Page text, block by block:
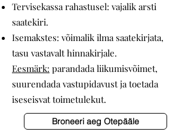
Tervisekassa rahastusel: vajalik arsti
saatekiri.
Isemakstes: võimalik ilma saatekirjata,
tasu vastavalt hinnakirjale.
Eesmärk: parandada liikumisvõimet,
suurendada vastupidavust ja toetada
iseseisvat toimetulekut.
Broneeri aeg Otepääle